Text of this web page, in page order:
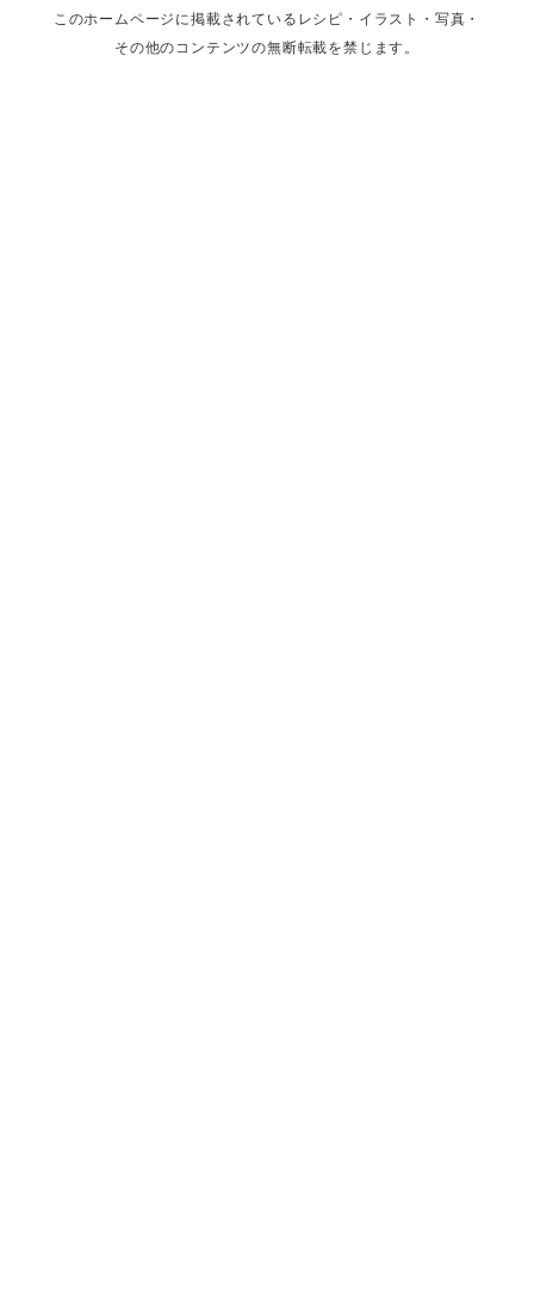
このホームページに掲載されているレシピ・イラスト・写真・
その他のコンテンツの無断転載を禁じます。